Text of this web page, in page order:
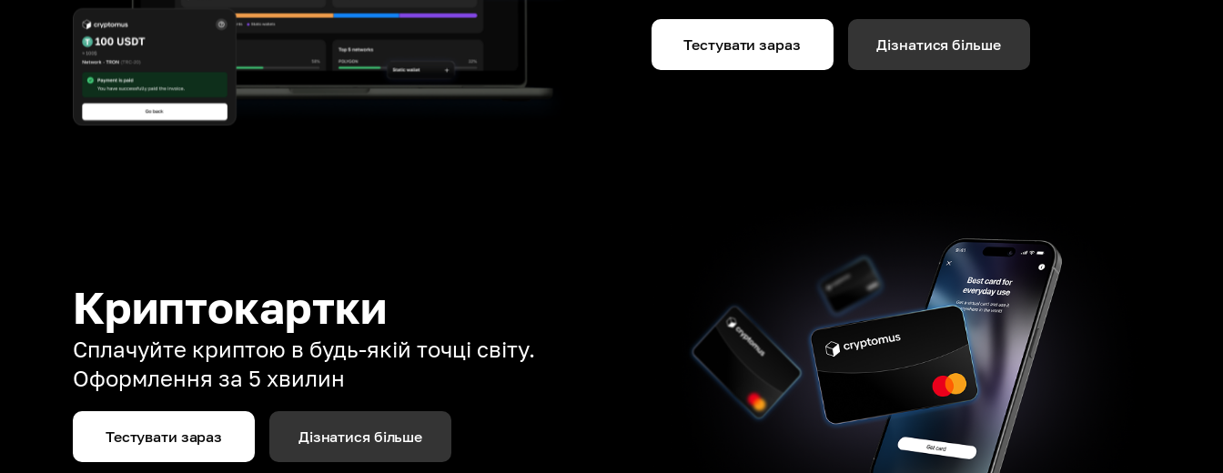
Тестувати зараз Дізнатися більше
Криптокартки
Сплачуйте криптою в будь-якій точці світу.
Оформлення за 5 хвилин
Тестувати зараз Дізнатися більше